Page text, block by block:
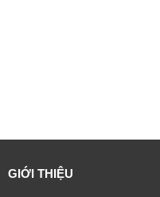
GIỚI THIỆU